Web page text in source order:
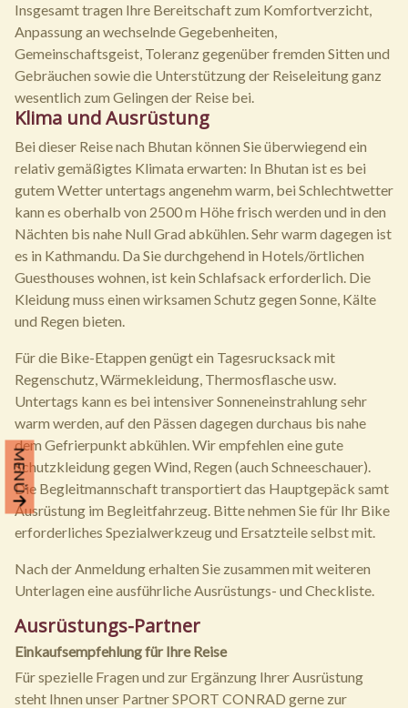
MENÜ
Insgesamt tragen Ihre Bereitschaft zum Komfortverzicht,
Anpassung an wechselnde Gegebenheiten,
Gemeinschaftsgeist, Toleranz gegenüber fremden Sitten und
Gebräuchen sowie die Unterstützung der Reiseleitung ganz
wesentlich zum Gelingen der Reise bei.
Klima und Ausrüstung
Bei dieser Reise nach Bhutan können Sie überwiegend ein
relativ gemäßigtes Klimata erwarten: In Bhutan ist es bei
gutem Wetter untertags angenehm warm, bei Schlechtwetter
kann es oberhalb von 2500 m Höhe frisch werden und in den
Nächten bis nahe Null Grad abkühlen. Sehr warm dagegen ist
es in Kathmandu. Da Sie durchgehend in Hotels/örtlichen
Guesthouses wohnen, ist kein Schlafsack erforderlich. Die
Kleidung muss einen wirksamen Schutz gegen Sonne, Kälte
und Regen bieten.
Für die Bike-Etappen genügt ein Tagesrucksack mit
Regenschutz, Wärmekleidung, Thermosflasche usw.
Untertags kann es bei intensiver Sonneneinstrahlung sehr
warm werden, auf den Pässen dagegen durchaus bis nahe
dem Gefrierpunkt abkühlen. Wir empfehlen eine gute
Schutzkleidung gegen Wind, Regen (auch Schneeschauer).
Die Begleitmannschaft transportiert das Hauptgepäck samt
Ausrüstung im Begleitfahrzeug. Bitte nehmen Sie für Ihr Bike
erforderliches Spezialwerkzeug und Ersatzteile selbst mit.
Nach der Anmeldung erhalten Sie zusammen mit weiteren
Unterlagen eine ausführliche Ausrüstungs- und Checkliste.
Ausrüstungs-Partner
Einkaufsempfehlung für Ihre Reise
Für spezielle Fragen und zur Ergänzung Ihrer Ausrüstung
steht Ihnen unser Partner SPORT CONRAD gerne zur